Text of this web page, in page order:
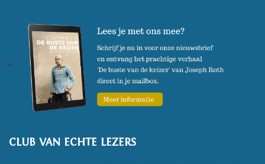
CLUB VAN ECHTE LEZERS